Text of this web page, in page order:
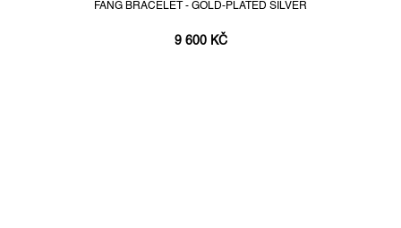
FANG BRACELET - GOLD-PLATED SILVER
9 600 KČ